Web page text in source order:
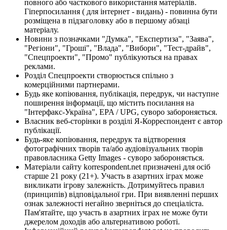
повного або часткового використання матеріалів.
Гіперпосилання ( для інтернет - видань) - повинна бути
розміщена в підзаголовку або в першому абзаці
матеріалу.
Новини з позначками "Думка", "Експертиза", "Заява",
"Регіони", "Гроші", "Влада", "Вибори", "Тест-драйв",
"Спецпроекти", "Промо" публікуються на правах
реклами.
Розділ Спецпроекти створюється спільно з
комерційними партнерами.
Будь яке копіювання, публікація, передрук, чи наступне
поширення інформації, що містить посилання на
"Інтерфакс-Україна", EPA / UPG, суворо забороняється.
Власник веб-сторінки в розділі Я-Корреспондент є автор
публікації.
Будь-яке копіювання, передрук та відтворення
фотографічних творів та/або аудіовізуальних творів
правовласника Getty Images - суворо забороняється.
Матеріали сайту korrespondent.net призначені для осіб
старше 21 року (21+). Участь в азартних іграх може
викликати ігрову залежність. Дотримуйтесь правил
(принципів) відповідальної гри. При виявленні перших
ознак залежності негайно зверніться до спеціаліста.
Пам'ятайте, що участь в азартних іграх не може бути
джерелом доходів або альтернативою роботі.